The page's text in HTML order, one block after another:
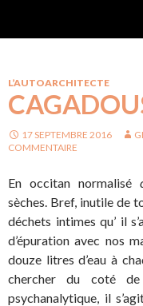
L’AUTOARCHITECTE
17 SEPTEMBRE 2016
COMMENTAIRE
En occitan normalisé
sèches. Bref, inutile de
déchets intimes qu’ il
d’épuration avec nos
douze litres d’eau à
chercher du coté
psychanalytique, il